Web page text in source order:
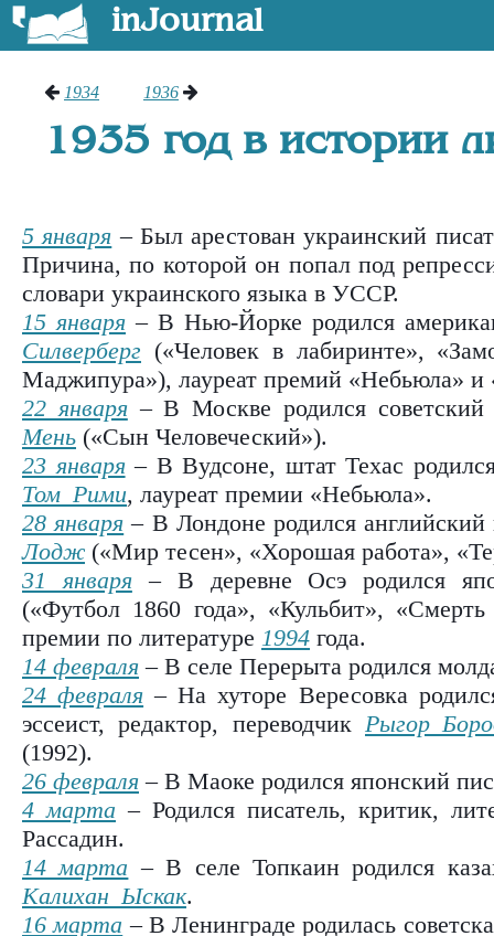
inJournal
1934 1936
1935 год в истории
5 января – Был арестован украинский
Причина, по которой он попал под
словари украинского языка в УССР.
15 января – В Нью-Йорке родился
Силверберг («Человек в лабиринте»,
Маджипура»), лауреат премий «Небьюла» и
22 января– В Москве родился советский
Мень («Сын Человеческий»).
23 января– В Вудсоне, штат Техас
Том Рими, лауреат премии «Небьюла».
28 января – В Лондоне родился английский
Лодж («Мир тесен», «Хорошая работа»,
31 января– В деревне Осэ родился
(«Футбол 1860 года», «Кульбит»,
премии по литературе 1994 года.
14 февраля – В селе Перерыта родился
24 февраля – На хуторе Вересовка
эссеист, редактор, переводчик Рыгор
(1992).
26 февраля – В Маоке родился японский
4 марта – Родился писатель, критик,
Рассадин.
14 марта – В селе Топкаин родился
Калихан Ыскак.
16 марта – В Ленинграде родилась